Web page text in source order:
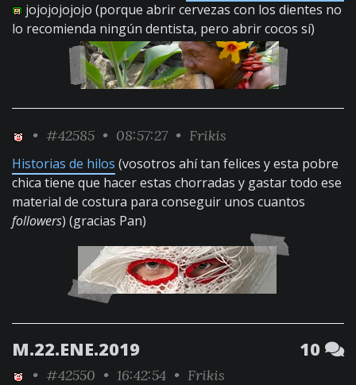
jojojojojojo (porque abrir cervezas con los dientes no
lo recomienda ningún dentista, pero abrir cocos sí)
• #42585 • 08:57:27 • Frikis
Historias de hilos (vosotros ahí tan felices y esta pobre
chica tiene que hacer estas chorradas y gastar todo ese
material de costura para conseguir unos cuantos
followers) (gracias Pan)
M.22.ENE.2019 10
• #42550 • 16:42:54 • Frikis